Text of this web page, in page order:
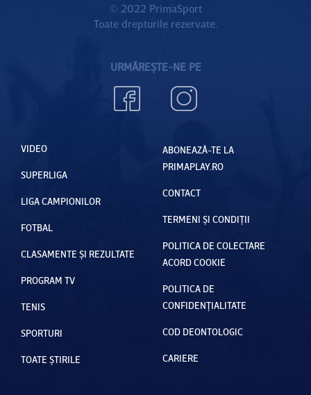
© 2022 PrimaSport
Toate drepturile rezervate.
URMĂREȘTE-NE PE
VIDEO
SUPERLIGA
LIGA CAMPIONILOR
FOTBAL
CLASAMENTE ȘI REZULTATE
PROGRAM TV
TENIS
SPORTURI
TOATE ȘTIRILE
ABONEAZĂ-TE LA
PRIMAPLAY.RO
CONTACT
TERMENI ȘI CONDIȚII
POLITICA DE COLECTARE
ACORD COOKIE
POLITICA DE
CONFIDENȚIALITATE
COD DEONTOLOGIC
CARIERE